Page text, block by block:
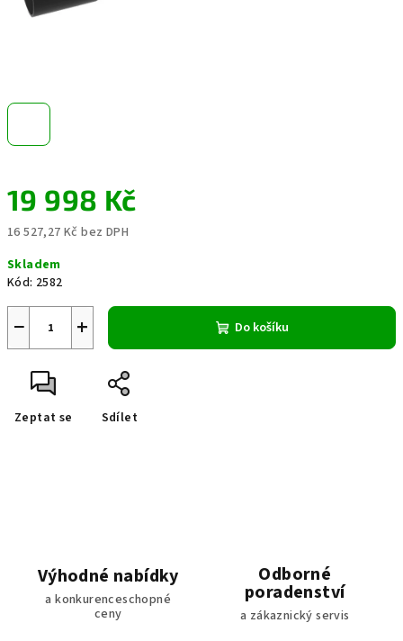
19 998 Kč
16 527,27 Kč bez DPH
cena:
Skladem
Kód: 2582
+
− Do košíku
Zeptat se Sdílet
Výhodné nabídky
a konkurenceschopné
ceny
Odborné
poradenství
a zákaznický servis